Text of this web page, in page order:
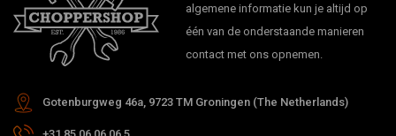
algemene informatie kun je altijd op
één van de onderstaande manieren
contact met ons opnemen.
Gotenburgweg 46a, 9723 TM Groningen (The Netherlands)